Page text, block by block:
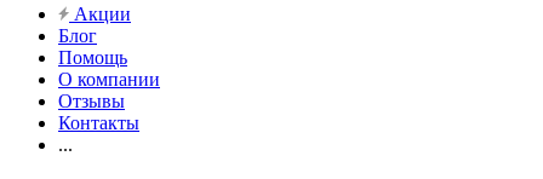
Акции
Блог
Помощь
О компании
Отзывы
Контакты
...